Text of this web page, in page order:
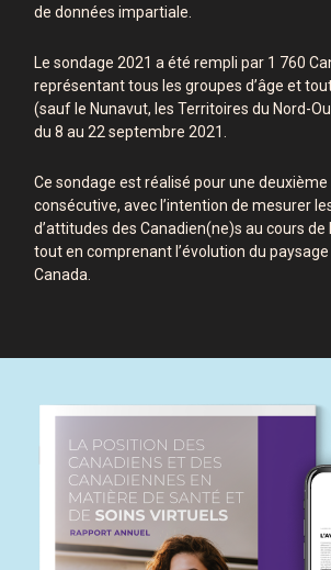
de données impartiale.
Le sondage 2021 a été rempli par 1 760
représentant tous les groupes d’âge et
(sauf le Nunavut, les Territoires du Nord-
du 8 au 22 septembre 2021.
Ce sondage est réalisé pour une deuxième
consécutive, avec l’intention de mesurer
d’attitudes des Canadien(ne)s au cours de
tout en comprenant l’évolution du
Canada.